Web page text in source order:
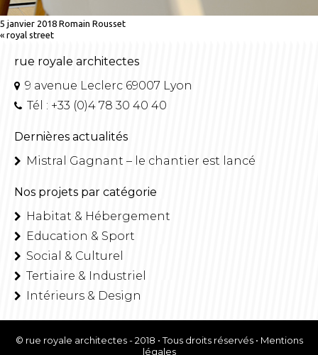
5 janvier 2018 Romain Rousset
« royal street
rue royale architectes
9 avenue Leclerc 69007 Lyon
Tél : +33 (0)4 78 30 40 40
Dernières actualités
Mistral Gagnant – le chantier est lancé
Nos projets par catégorie
Habitat & Hébergement
Education & Sport
Social & Culturel
Tertiaire & Industriel
Intérieurs & Design
© rue royale architectes - 2018 • Tous droits réservés • Mentions
légales